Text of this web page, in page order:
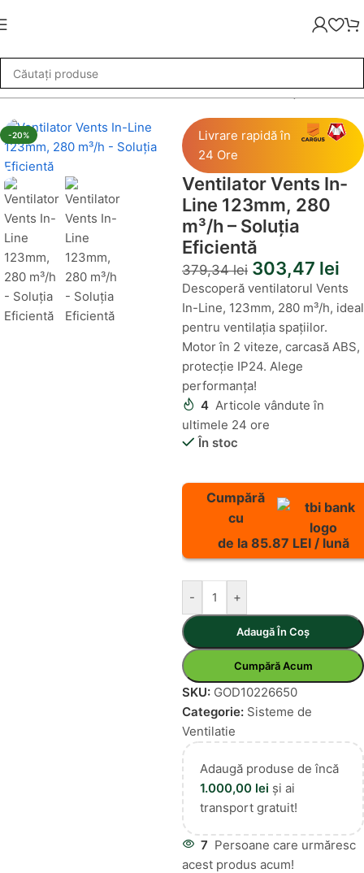
Ventilator Vents In-Line 123mm, 280 m³/h – Soluția Eficientă
-20%
Livrare rapidă în
24 Ore
Ventilator Vents In-
Line 123mm, 280
m³/h – Soluția
Eficientă
379,34lei 303,47 lei
Descoperă ventilatorul Vents
In-Line, 123mm, 280 m³/h, ideal
pentru ventilația spațiilor.
Motor în 2 viteze, carcasă ABS,
protecție IP24. Alege
performanța!
4 Articole vândute în
ultimele 24 ore
În stoc
Cumpără
cu
de la 85.87 LEI / lună
- +
Adaugă În Coș
Cumpără Acum
SKU: GOD10226650
Categorie: Sisteme de
Ventilatie
Adaugă produse de încă
1.000,00 lei și ai
transport gratuit!
7 Persoane care urmăresc
acest produs acum!